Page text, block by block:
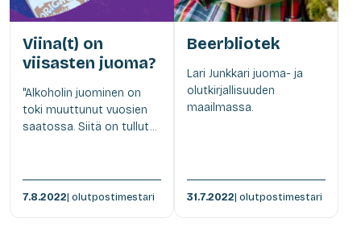
Viina(t) on
viisasten juoma?
"Alkoholin juominen on
toki muuttunut vuosien
saatossa. Siitä on tullut...
7.8.2022| olutpostimestari
Beerbliotek
Lari Junkkari juoma- ja
olutkirjallisuuden
maailmassa.
31.7.2022| olutpostimestari